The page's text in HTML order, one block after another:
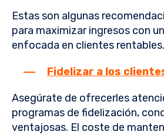
Estas son algunas
para maximizar ingresos con
enfocada en clientes rentables.
Fidelizar a los
Asegúrate de ofrecerles
programas de fidelización,
ventajosas. El coste de